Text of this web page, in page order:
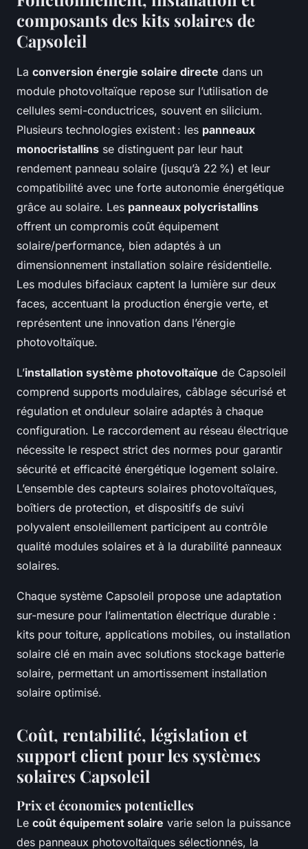
composants des kits solaires de
Capsoleil
La conversion énergie solaire directe dans un
module photovoltaïque repose sur l’utilisation de
cellules semi-conductrices, souvent en silicium.
Plusieurs technologies existent : les panneaux
monocristallins se distinguent par leur haut
rendement panneau solaire (jusqu’à 22 %) et leur
compatibilité avec une forte autonomie énergétique
grâce au solaire. Les panneaux polycristallins
offrent un compromis coût équipement
solaire/performance, bien adaptés à un
dimensionnement installation solaire résidentielle.
Les modules bifaciaux captent la lumière sur deux
faces, accentuant la production énergie verte, et
représentent une innovation dans l’énergie
photovoltaïque.
L’installation système photovoltaïque de Capsoleil
comprend supports modulaires, câblage sécurisé et
régulation et onduleur solaire adaptés à chaque
configuration. Le raccordement au réseau électrique
nécessite le respect strict des normes pour garantir
sécurité et efficacité énergétique logement solaire.
L’ensemble des capteurs solaires photovoltaïques,
boîtiers de protection, et dispositifs de suivi
polyvalent ensoleillement participent au contrôle
qualité modules solaires et à la durabilité panneaux
solaires.
Chaque système Capsoleil propose une adaptation
sur-mesure pour l’alimentation électrique durable :
kits pour toiture, applications mobiles, ou installation
solaire clé en main avec solutions stockage batterie
solaire, permettant un amortissement installation
solaire optimisé.
Coût, rentabilité, législation et
support client pour les systèmes
solaires Capsoleil
Prix et économies potentielles
Le coût équipement solaire varie selon la puissance
des panneaux photovoltaïques sélectionnés, la